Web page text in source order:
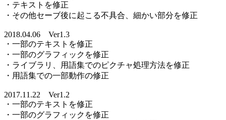
・テキストを修正
・その他セーブ後に起こる不具合、細かい部分を修正
2018.04.06 Ver1.3
・一部のテキストを修正
・一部のグラフィックを修正
・ライブラリ、用語集でのピクチャ処理方法を修正
・用語集での一部動作の修正
2017.11.22 Ver1.2
・一部のテキストを修正
・一部のグラフィックを修正